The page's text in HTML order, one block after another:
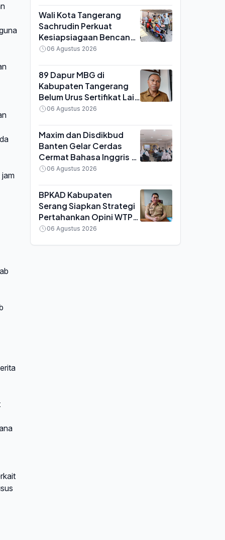
Wali Kota Tangerang
Sachrudin Perkuat
Kesiapsiagaan Bencana,
BPBD Terima 16 Unit
APAR
06 Agustus 2026
89 Dapur MBG di
Kabupaten Tangerang
Belum Urus Sertifikat Laik
Higiene, Terancam Sanksi
06 Agustus 2026
Maxim dan Disdikbud
Banten Gelar Cerdas
Cermat Bahasa Inggris di
Serang, SMA Negeri 6
06 Agustus 2026
BPKAD Kabupaten
Serang Siapkan Strategi
Pertahankan Opini WTP
ke-16 pada 2027, Fokus
06 Agustus 2026